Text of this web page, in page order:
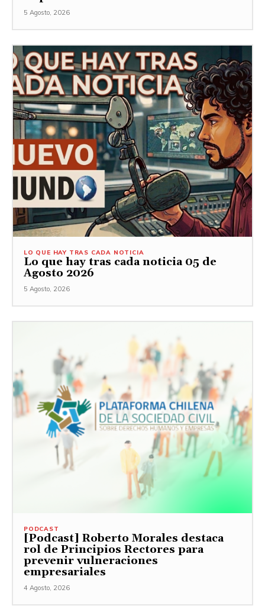
5 Agosto, 2026
LO QUE HAY TRAS CADA NOTICIA
Lo que hay tras cada noticia 05 de
Agosto 2026
5 Agosto, 2026
PODCAST
[Podcast] Roberto Morales destaca
rol de Principios Rectores para
prevenir vulneraciones
empresariales
4 Agosto, 2026